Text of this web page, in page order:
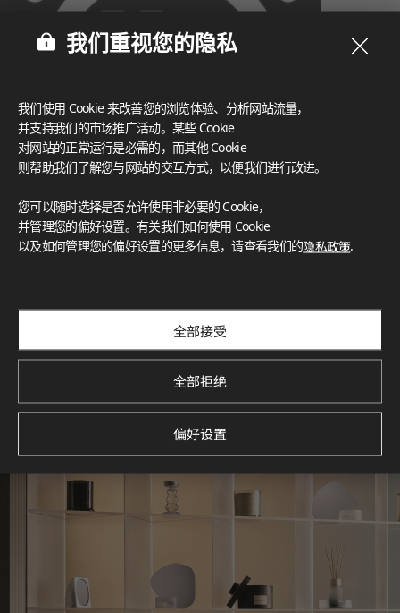
What These Certifications Mean
灵感画廊
我们重视您的隐私
我们使用 Cookie 来改善您的浏览体验、分析网站流量，
并支持我们的市场推广活动。某些 Cookie
对网站的正常运行是必需的，而其他 Cookie
则帮助我们了解您与网站的交互方式，以便我们进行改进。
您可以随时选择是否允许使用非必要的 Cookie，
并管理您的偏好设置。有关我们如何使用 Cookie
以及如何管理您的偏好设置的更多信息，请查看我们的隐私政策.
全部接受
全部拒绝
偏好设置